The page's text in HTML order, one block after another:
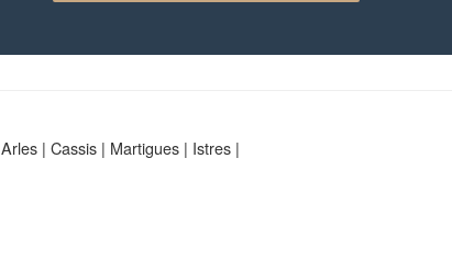
Arles | Cassis | Martigues | Istres |